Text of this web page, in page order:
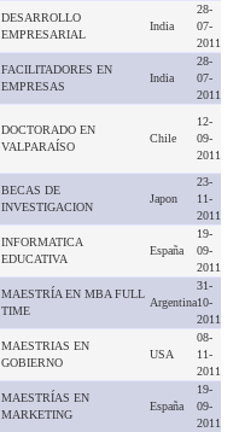
DESARROLLO
EMPRESARIAL
India
28-
07-
2011
FACILITADORES EN
EMPRESAS
India
28-
07-
2011
DOCTORADO EN
VALPARAÍSO
Chile
12-
09-
2011
BECAS DE
INVESTIGACION
Japon
23-
11-
2011
INFORMATICA
EDUCATIVA
España
19-
09-
2011
MAESTRÍA EN MBA FULL
TIME
Argentina
31-
10-
2011
MAESTRIAS EN
GOBIERNO
USA
08-
11-
2011
MAESTRÍAS EN
MARKETING
España
19-
09-
2011